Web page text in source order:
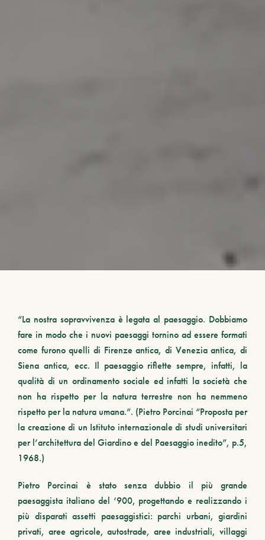
“La nostra sopravvivenza è legata al paesaggio. Dobbiamo
fare in modo che i nuovi paesaggi tornino ad essere formati
come furono quelli di Firenze antica, di Venezia antica, di
Siena antica, ecc. Il paesaggio riflette sempre, infatti, la
qualità di un ordinamento sociale ed infatti la società che
non ha rispetto per la natura terrestre non ha nemmeno
rispetto per la natura umana.”. (Pietro Porcinai “Proposta per
la creazione di un Istituto internazionale di studi universitari
per l’architettura del Giardino e del Paesaggio inedito”, p.5,
1968.)
Pietro Porcinai è stato senza dubbio il più grande
paesaggista italiano del ‘900, progettando e realizzando i
più disparati assetti paesaggistici: parchi urbani, giardini
privati, aree agricole, autostrade, aree industriali, villaggi